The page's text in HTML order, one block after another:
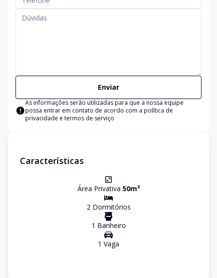
Enviar
As informações serão utilizadas para que a nossa equipe
possa entrar em contato de acordo com a política de
privacidade e termos de serviço
Características
Área Privativa 50m²
2Dormitórios
1 Banheiro
1 Vaga